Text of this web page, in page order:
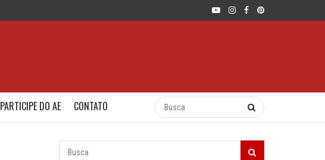
PARTICIPE DO AE CONTATO